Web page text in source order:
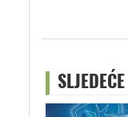
SLJEDEĆE